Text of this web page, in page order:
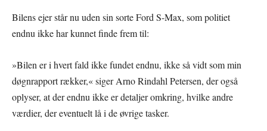
Bilens ejer står nu uden sin sorte Ford S-Max, som politiet
endnu ikke har kunnet finde frem til:
»Bilen er i hvert fald ikke fundet endnu, ikke så vidt som min
døgnrapport rækker,« siger Arno Rindahl Petersen, der også
oplyser, at der endnu ikke er detaljer omkring, hvilke andre
værdier, der eventuelt lå i de øvrige tasker.